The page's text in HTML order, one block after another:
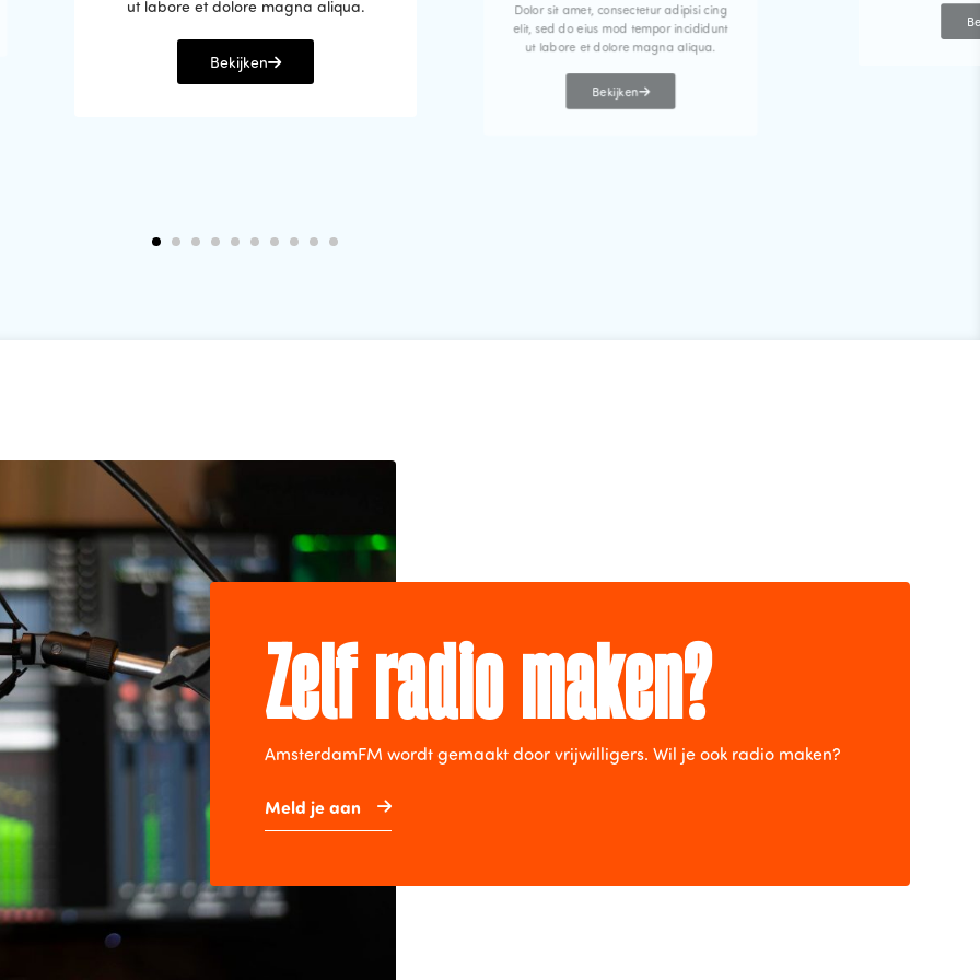
ut labore et dolore magna aliqua.
Bekijken
Dolor sit amet, consectetur adipisi cing
elit, sed do eius mod tempor incididunt
ut labore et dolore magna aliqua.
Bekijken
Zelf radio maken?
AmsterdamFM wordt gemaakt door vrijwilligers. Wil je ook radio maken?
Meld je aan